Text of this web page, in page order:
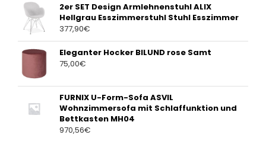
2er SET Design Armlehnenstuhl ALIX
Hellgrau Esszimmerstuhl Stuhl Esszimmer
377,90€
Eleganter Hocker BILUND rose Samt
75,00€
FURNIX U-Form-Sofa ASVIL
Wohnzimmersofa mit Schlaffunktion und
Bettkasten MH04
970,56€